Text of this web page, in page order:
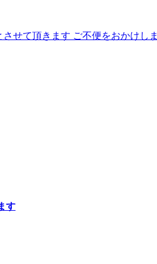
させて頂きます ご不便をおかけし
す